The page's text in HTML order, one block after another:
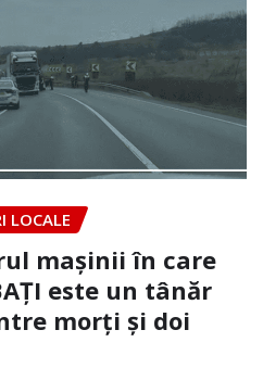
LOCALE
mașinii în care
este un tânăr
morți și doi